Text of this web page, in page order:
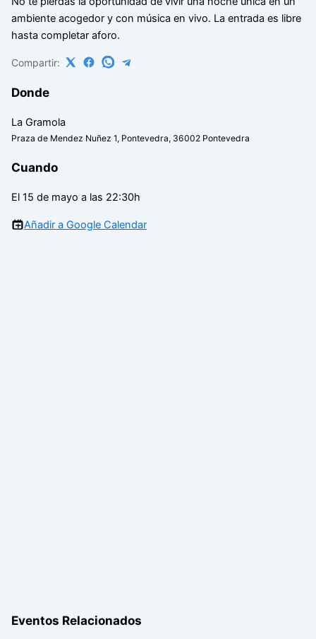
ambiente acogedor y con música en vivo. La entrada es libre
hasta completar aforo.
Compartir:
Donde
La Gramola
Praza de Mendez Nuñez 1, Pontevedra, 36002 Pontevedra
Cuando
El 15 de mayo a las 22:30h
Añadir a Google Calendar
Eventos Relacionados